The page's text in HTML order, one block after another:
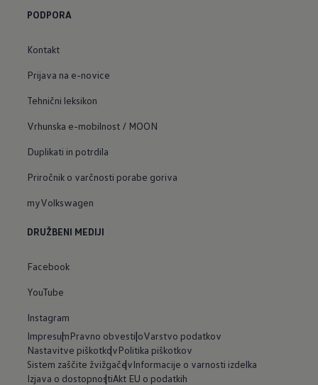
PODPORA
Kontakt
Prijava na e-novice
Tehnični leksikon
Vrhunska e-mobilnost / MOON
Duplikati in potrdila
Priročnik o varčnosti porabe goriva
myVolkswagen
DRUŽBENI MEDIJI
Facebook
YouTube
Instagram
ImpresumPravno obvestiloVarstvo podatkov
Nastavitve piškotkovPolitika piškotkov
Sistem zaščite žvižgačevInformacije o varnosti izdelka
Izjava o dostopnostiAkt EU o podatkih